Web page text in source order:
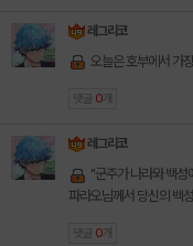
레그리코
오늘은 호부에서 가
댓글 0 개
레그리코
"군주가 나라와 백성
파라오님께서 당신의 백
댓글 0 개